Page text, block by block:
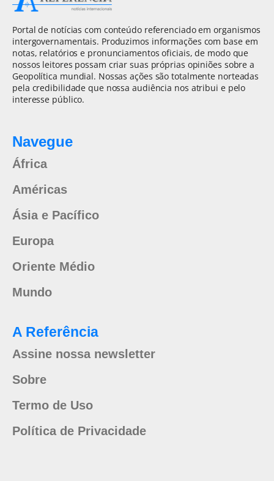
Portal de notícias com conteúdo referenciado em organismos
intergovernamentais. Produzimos informações com base em
notas, relatórios e pronunciamentos oficiais, de modo que
nossos leitores possam criar suas próprias opiniões sobre a
Geopolítica mundial. Nossas ações são totalmente norteadas
pela credibilidade que nossa audiência nos atribui e pelo
interesse público.
Navegue
África
Américas
Ásia e Pacífico
Europa
Oriente Médio
Mundo
A Referência
Assine nossa newsletter
Sobre
Termo de Uso
Política de Privacidade